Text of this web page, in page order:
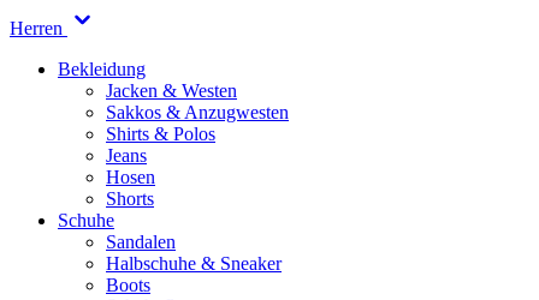
Herren
Bekleidung
Jacken & Westen
Sakkos & Anzugwesten
Shirts & Polos
Jeans
Hosen
Shorts
Schuhe
Sandalen
Halbschuhe & Sneaker
Boots